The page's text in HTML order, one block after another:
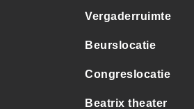
Vergaderruimte
Beurslocatie
Congreslocatie
Beatrix theater